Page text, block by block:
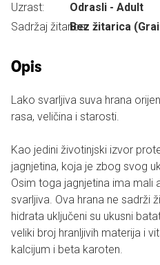
Uzrast:
Odrasli - Adult
Sadržaj žitarica:Bez žitarica
Opis
Lako svarljiva suva hrana
rasa, veličina i starosti.
Kao jedini životinjski izvor
jagnjetina, koja je zbog svog
Osim toga jagnjetina ima mali
svarljiva. Ova hrana ne sadrži
hidrata uključeni su ukusni
veliki broj hranljivih materija i
kalcijum i beta karoten.